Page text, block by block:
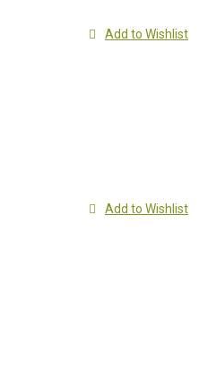
Add to Wishlist
Add to Wishlist